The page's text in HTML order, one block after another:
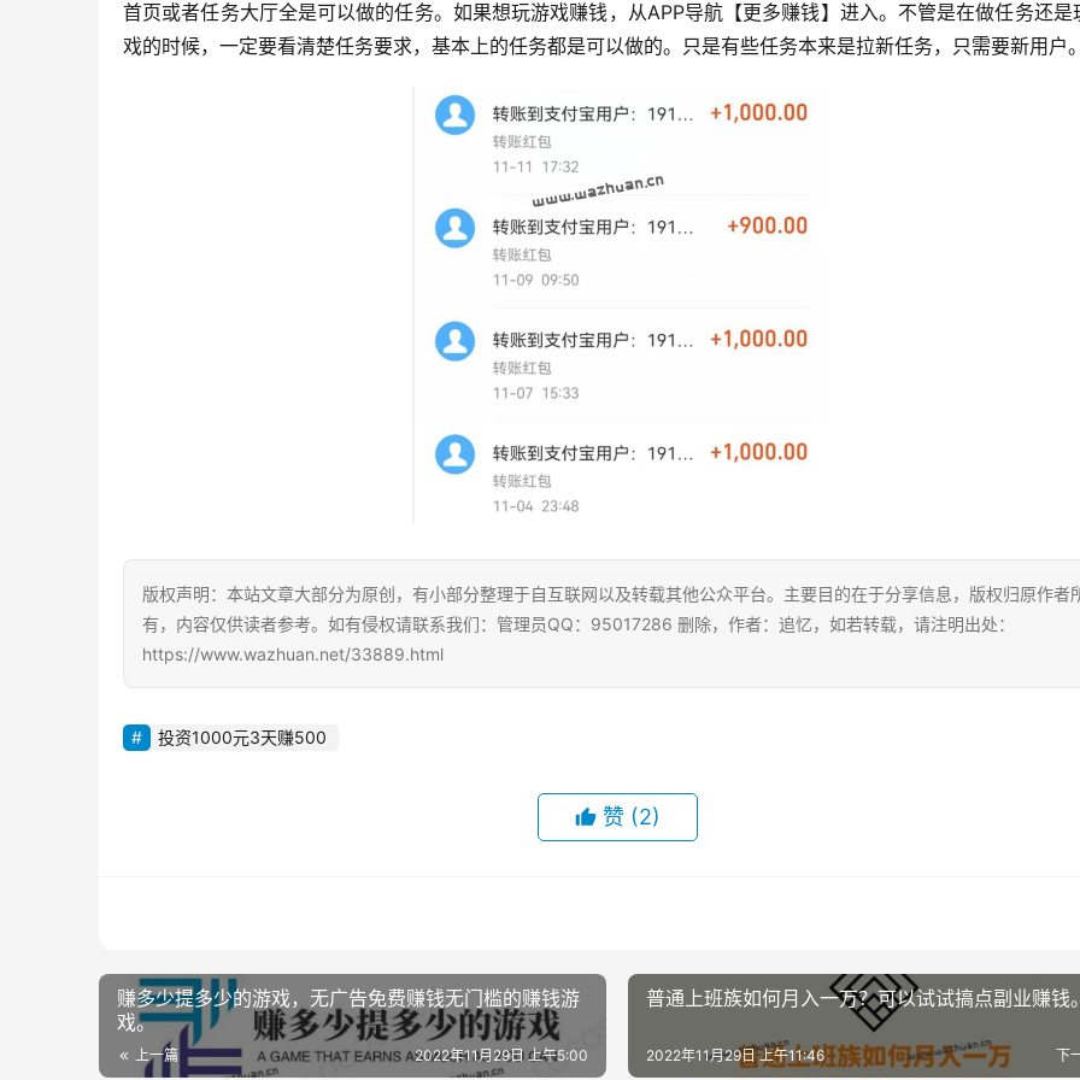
首页或者任务大厅全是可以做的任务。如果想玩游戏赚钱，从APP导航【更多赚钱】进入。不管是在做任务还是
戏的时候，一定要看清楚任务要求，基本上的任务都是可以做的。只是有些任务本来是拉新任务，只需要新用户
版权声明：本站文章大部分为原创，有小部分整理于自互联网以及转载其他公众平台。主要目的在于分享信息，版权归原作者
有，内容仅供读者参考。如有侵权请联系我们：管理员QQ：95017286 删除，作者：追忆，如若转载，请注明出处：
https://www.wazhuan.net/33889.html
投资1000元3天赚500
赞 (2)
赚多少提多少的游戏，无广告免费赚钱无门槛的赚钱游
戏。
上一篇 2022年11月29日 上午5:00
普通上班族如何月入一万？可以试试搞点副业赚钱
下
2022年11月29日 上午11:46